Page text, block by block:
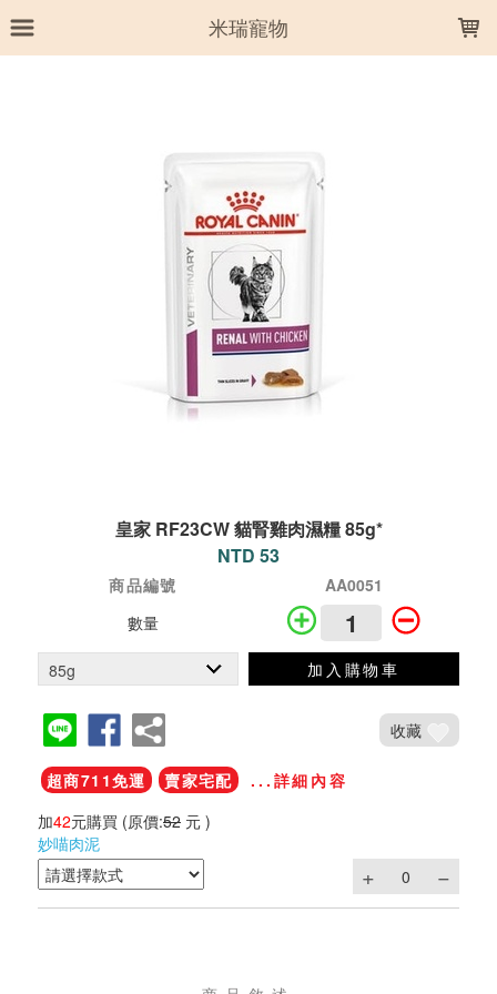
米瑞寵物
皇家 RF23CW 貓腎雞肉濕糧 85g*
NTD 53
商品編號
AA0051
數量
加入購物車
收藏
超商711免運 賣家宅配
...詳細內容
加42元購買 (原價:52 元 )
妙喵肉泥